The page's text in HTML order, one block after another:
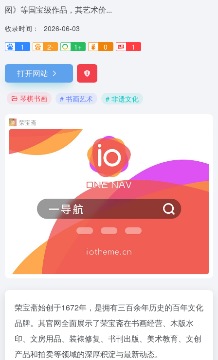
图》等国宝级作品，其艺术价...
收录时间：
2026-06-03
1
2- 1+ 0 1
打开网站
琴棋书画 # 书画艺术 # 非遗文化
荣宝斋
荣宝斋始创于1672年，是拥有三百余年历史的百年文化
品牌。其官网全面展示了荣宝斋在书画经营、木版水
印、文房用品、装裱修复、书刊出版、美术教育、文创
产品和拍卖等领域的深厚积淀与最新动态。